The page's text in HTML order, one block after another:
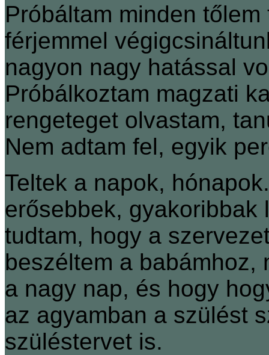
Próbáltam minden
férjemmel
nagyon nagy hatással
Próbálkoztam magzati
rengeteget olvastam,
Nem adtam fel, egyik
Teltek a napok,
erősebbek, gyakoribbak
tudtam, hogy a
beszéltem a babámhoz,
a nagy nap, és hogy
az agyamban a szülést
szüléstervet is.